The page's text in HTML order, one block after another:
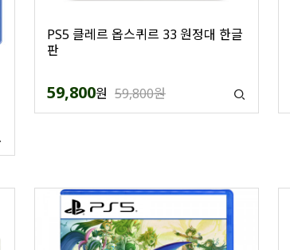
PS5 클레르 옵스퀴르 33 원정대 한글
판
59,800원 59,800원